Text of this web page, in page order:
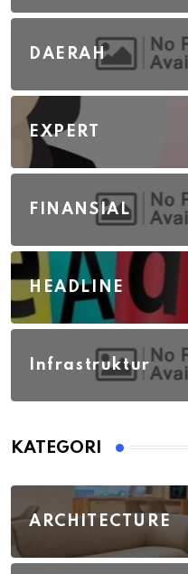
DAERAH
EXPERT
FINANSIAL
HEADLINE
Infrastruktur
KATEGORI
ARCHITECTURE